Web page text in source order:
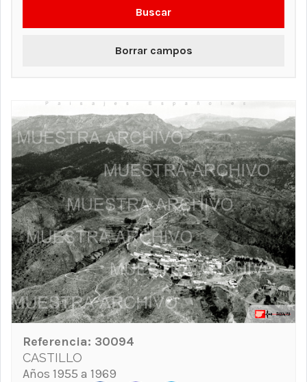
Buscar
Borrar campos
Referencia: 30094
CASTILLO
Años 1955 a 1969